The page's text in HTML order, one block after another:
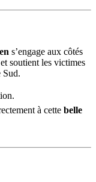
s’engage aux côtés
soutient les victimes
Sud.
à cette belle